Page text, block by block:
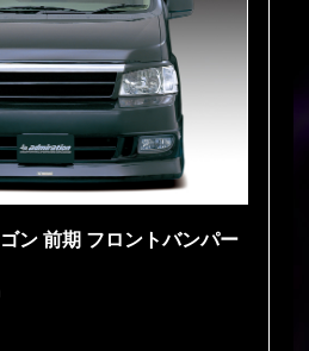
ン 前期 フロントバンパー